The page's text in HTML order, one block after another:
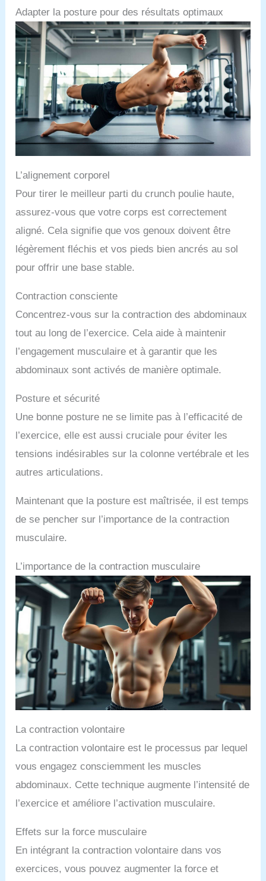
Adapter la posture pour des résultats optimaux
L’alignement corporel
Pour tirer le meilleur parti du crunch poulie haute,
assurez-vous que votre corps est correctement
aligné. Cela signifie que vos genoux doivent être
légèrement fléchis et vos pieds bien ancrés au sol
pour offrir une base stable.
Contraction consciente
Concentrez-vous sur la contraction des abdominaux
tout au long de l’exercice. Cela aide à maintenir
l’engagement musculaire et à garantir que les
abdominaux sont activés de manière optimale.
Posture et sécurité
Une bonne posture ne se limite pas à l’efficacité de
l’exercice, elle est aussi cruciale pour éviter les
tensions indésirables sur la colonne vertébrale et les
autres articulations.
Maintenant que la posture est maîtrisée, il est temps
de se pencher sur l’importance de la contraction
musculaire.
L’importance de la contraction musculaire
La contraction volontaire
La contraction volontaire est le processus par lequel
vous engagez consciemment les muscles
abdominaux. Cette technique augmente l’intensité de
l’exercice et améliore l’activation musculaire.
Effets sur la force musculaire
En intégrant la contraction volontaire dans vos
exercices, vous pouvez augmenter la force et